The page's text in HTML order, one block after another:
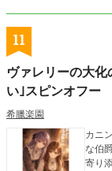
11
ヴァレリーの大化
い｣スピンオフー
希臘楽園
カニ
な伯
寄り